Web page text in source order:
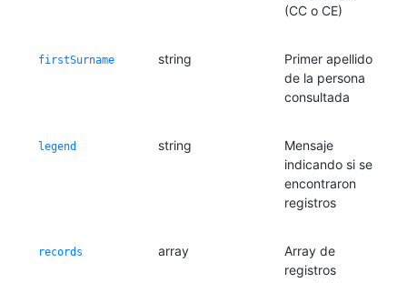
(CC o CE)
firstSurname string
Primer apellido
de la persona
consultada
legend string
Mensaje
indicando si se
encontraron
registros
records array
Array de
registros